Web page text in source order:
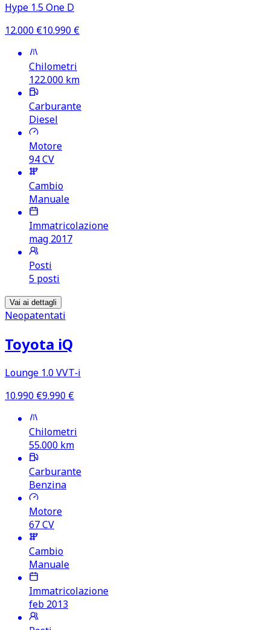
Hype 1.5 One D
12.000 €10.990 €
Chilometri
122.000 km
Carburante
Diesel
Motore
94CV
Cambio
Manuale
Immatricolazione
mag 2017
Posti
5 posti
Vai ai dettagli
Neopatentati
Toyota iQ
Lounge 1.0 VVT‑i
10.990 €9.990 €
Chilometri
55.000 km
Carburante
Benzina
Motore
67CV
Cambio
Manuale
Immatricolazione
feb 2013